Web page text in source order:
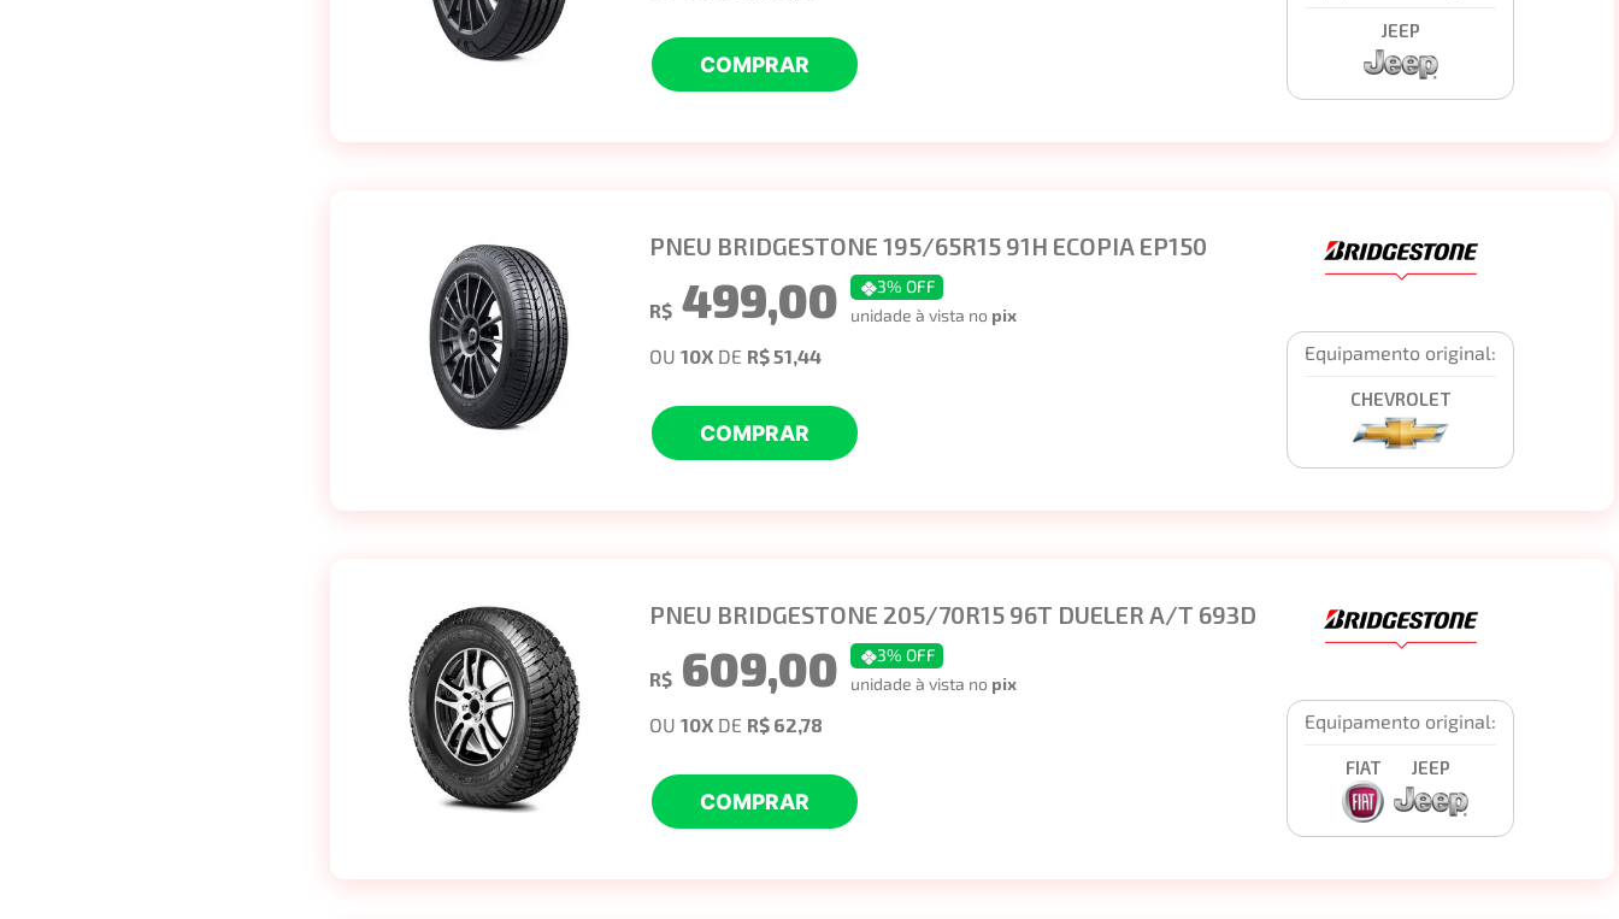
COMPRAR
JEEP
PNEU BRIDGESTONE 195/65R15 91H ECOPIA EP150
R$ 499,00 3% OFF
unidade à vista no pix
OU 10X DE R$ 51,44
COMPRAR
Equipamento original:
CHEVROLET
PNEU BRIDGESTONE 205/70R15 96T DUELER A/T 693D
R$ 609,00 3% OFF
unidade à vista no pix
OU 10X DE R$ 62,78
COMPRAR
Equipamento original:
FIAT JEEP